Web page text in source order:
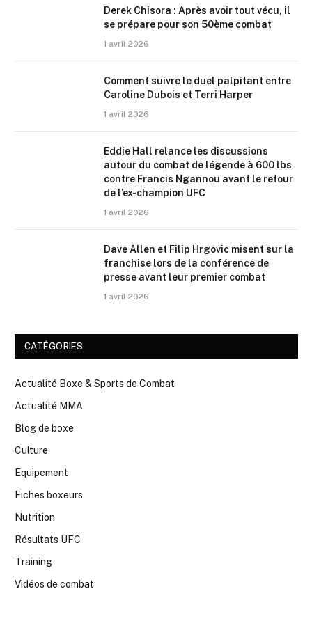
Derek Chisora : Après avoir tout vécu, il
se prépare pour son 50ème combat
1 avril 2026
Comment suivre le duel palpitant entre
Caroline Dubois et Terri Harper
1 avril 2026
Eddie Hall relance les discussions
autour du combat de légende à 600 lbs
contre Francis Ngannou avant le retour
de l’ex-champion UFC
1 avril 2026
Dave Allen et Filip Hrgovic misent sur la
franchise lors de la conférence de
presse avant leur premier combat
1 avril 2026
CATÉGORIES
Actualité Boxe & Sports de Combat
Actualité MMA
Blog de boxe
Culture
Equipement
Fiches boxeurs
Nutrition
Résultats UFC
Training
Vidéos de combat